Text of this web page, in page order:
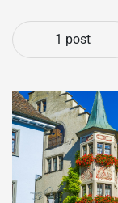
1 post